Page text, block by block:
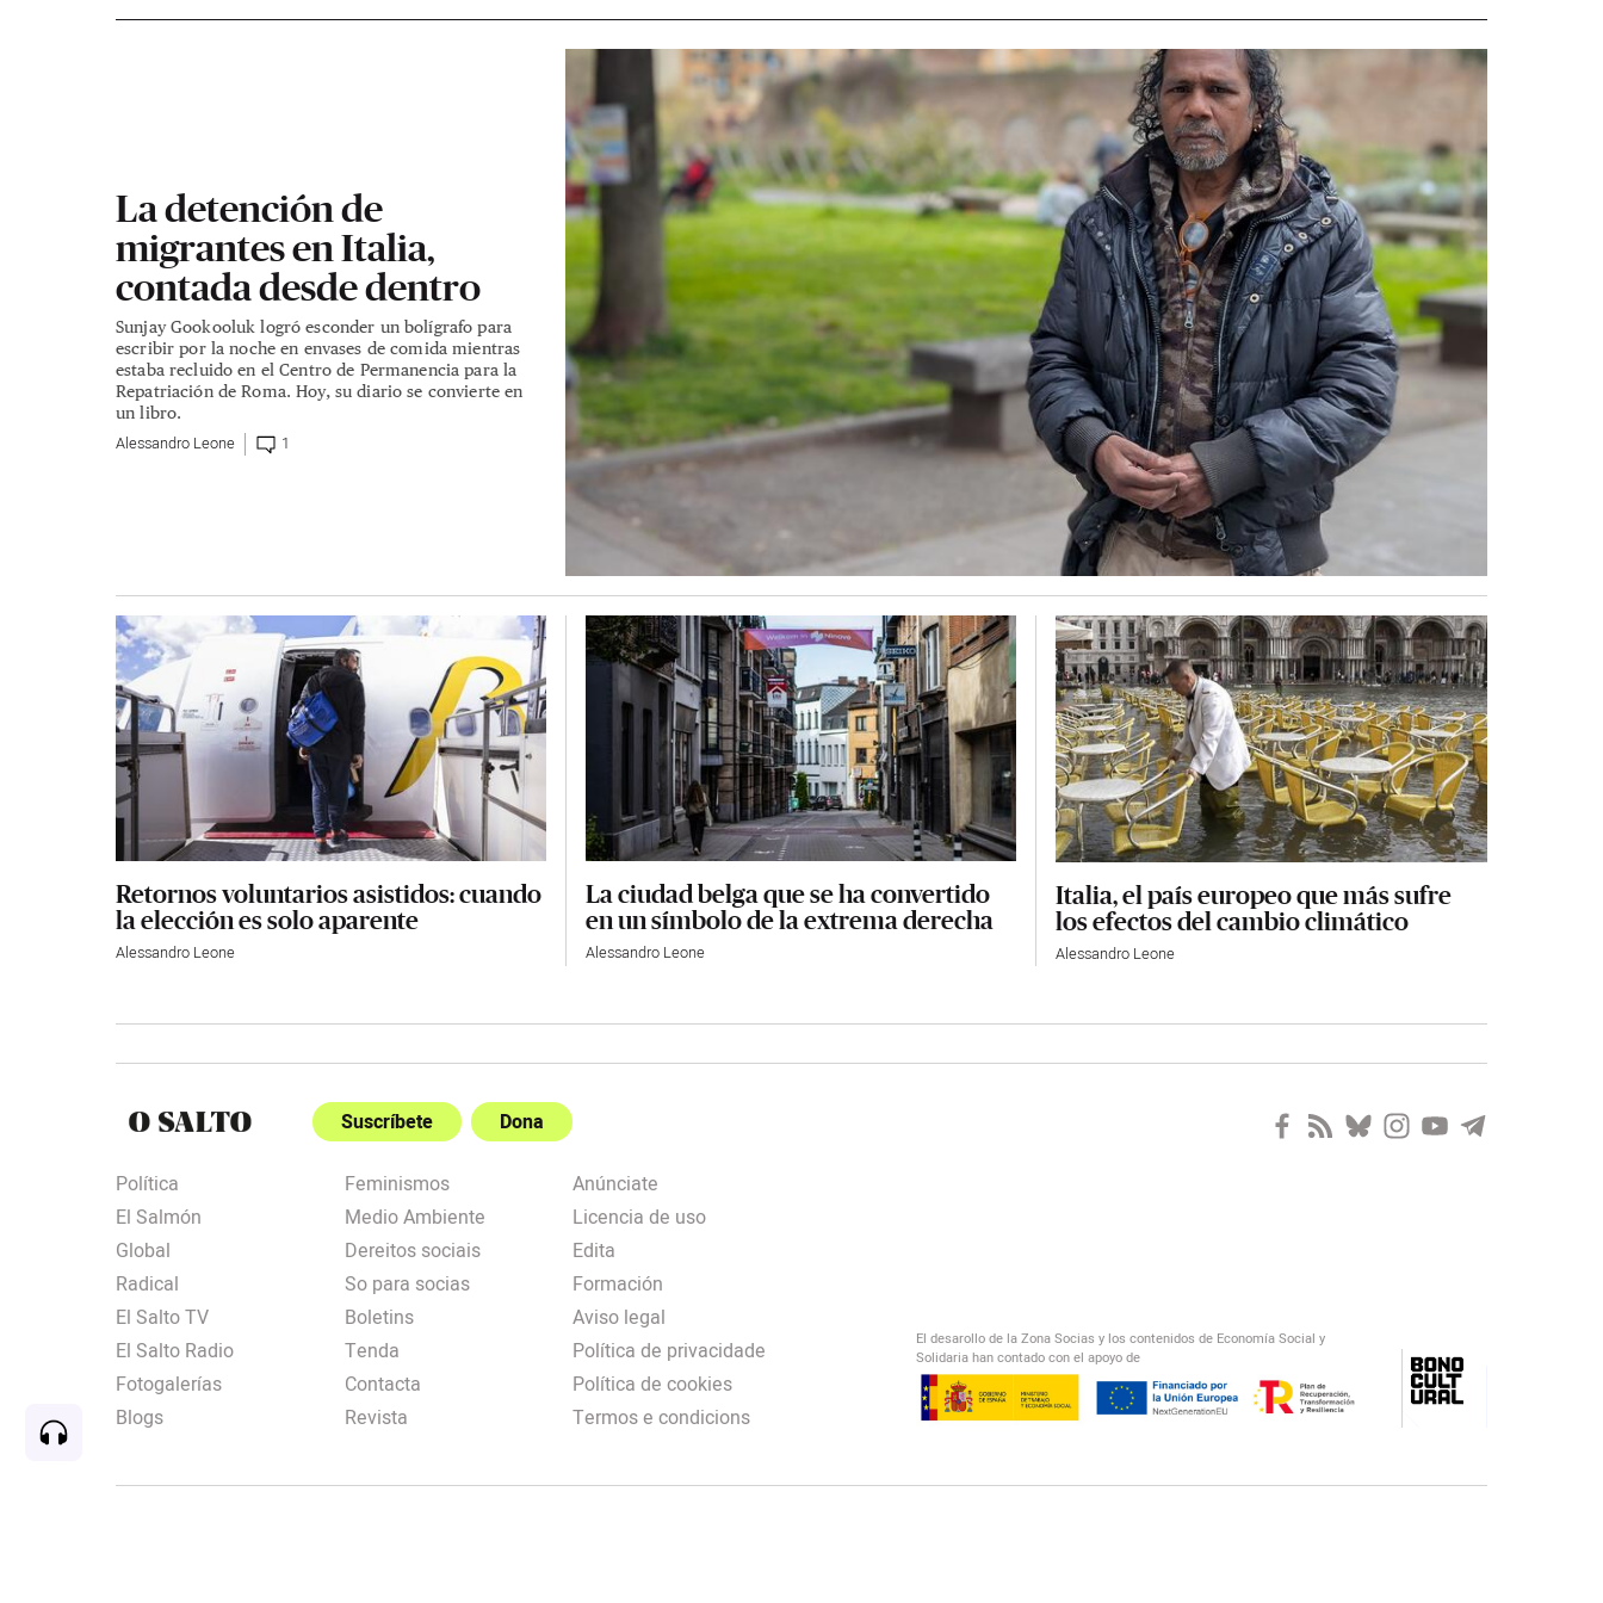
La detención de
migrantes en Italia,
contada desde dentro
Sunjay Gookooluk logró esconder un bolígrafo para
escribir por la noche en envases de comida mientras
estaba recluido en el Centro de Permanencia para la
Repatriación de Roma. Hoy, su diario se convierte en
un libro.
Alessandro Leone 1
Retornos voluntarios asistidos: cuando
la elección es solo aparente
Alessandro Leone
La ciudad belga que se ha convertido
en un símbolo de la extrema derecha
Alessandro Leone
Italia, el país europeo que más sufre
los efectos del cambio climático
Alessandro Leone
Suscríbete Dona
Política
El Salmón
Global
Radical
El Salto TV
El Salto Radio
Fotogalerías
Blogs
Feminismos
Medio Ambiente
Dereitos sociais
So para socias
Boletins
Tenda
Contacta
Revista
Anúnciate
Licencia de uso
Edita
Formación
Aviso legal
Política de privacidade
Política de cookies
Termos e condicions
El desarollo de la Zona Socias y los contenidos de Economía Social y
Solidaria han contado con el apoyo de